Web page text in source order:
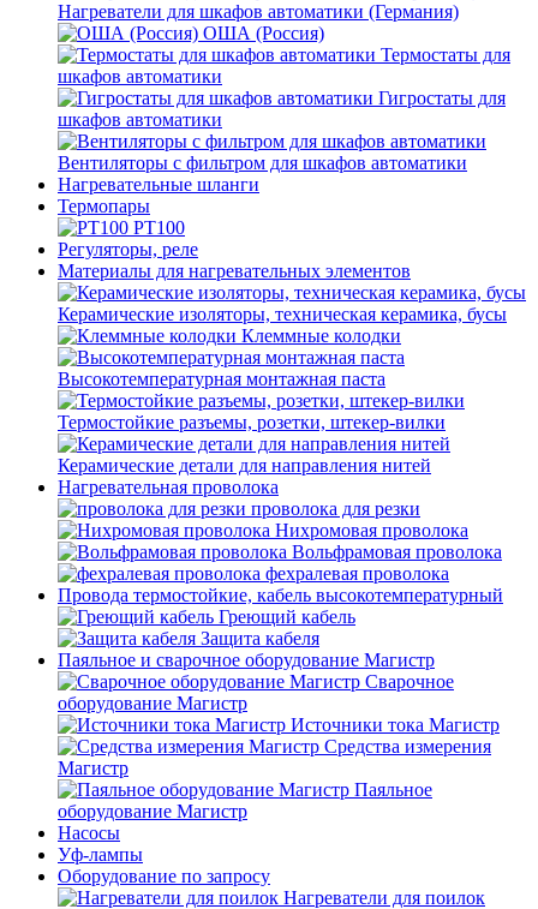
Нагреватели для шкафов автоматики (Германия)
ОША (Россия)
Термостаты для
шкафов автоматики
Гигростаты для
шкафов автоматики
Вентиляторы с фильтром для шкафов автоматики
Нагревательные шланги
Термопары
PT100
Регуляторы, реле
Материалы для нагревательных элементов
Керамические изоляторы, техническая керамика, бусы
Клеммные колодки
Высокотемпературная монтажная паста
Термостойкие разъемы, розетки, штекер-вилки
Керамические детали для направления нитей
Нагревательная проволока
проволока для резки
Нихромовая проволока
Вольфрамовая проволока
фехралевая проволока
Провода термостойкие, кабель высокотемпературный
Греющий кабель
Защита кабеля
Паяльное и сварочное оборудование Магистр
Сварочное
оборудование Магистр
Источники тока Магистр
Средства измерения
Магистр
Паяльное
оборудование Магистр
Насосы
Уф-лампы
Оборудование по запросу
Нагреватели для поилок